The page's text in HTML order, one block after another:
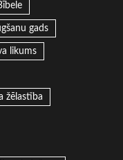
gads
likums
žēlastība